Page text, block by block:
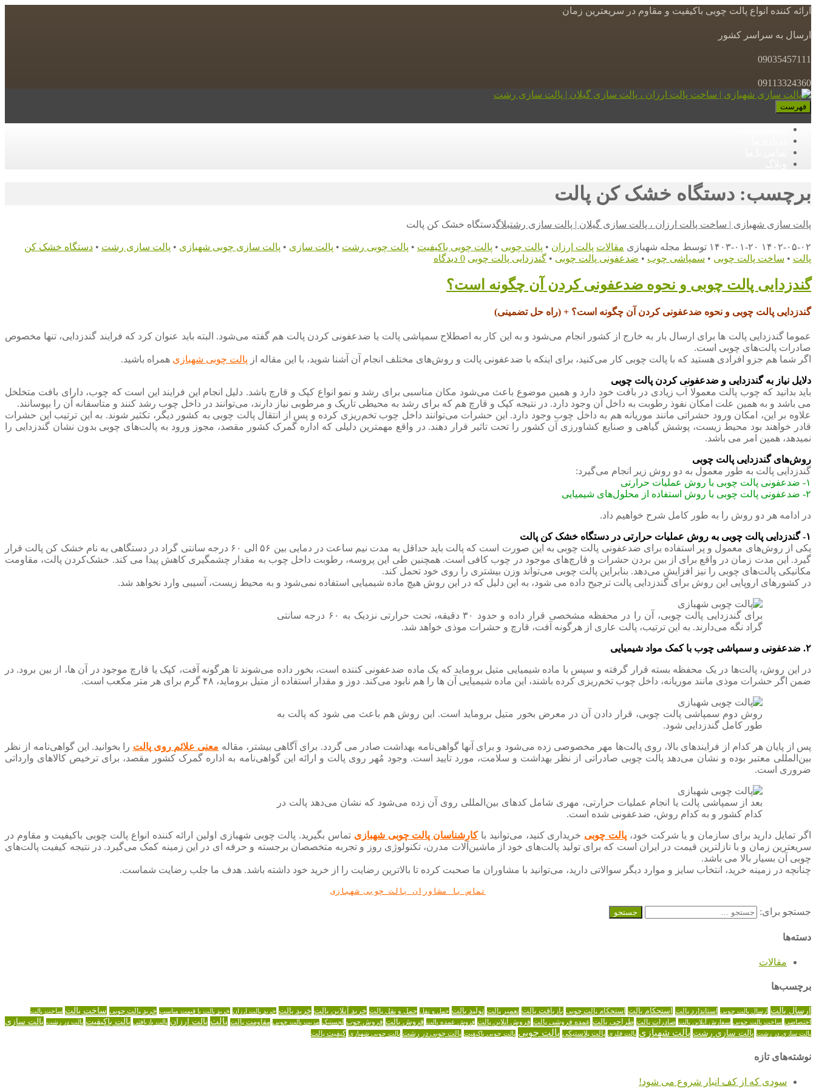
ارائه کننده انواع پالت چوبی باکیفیت و مقاوم در سریعترین زمان
ارسال به سراسر کشور
09035457111
09113324360
فهرست
برچسب: دستگاه خشک کن پالت
پالت سازی شهبازی | ساخت پالت ارزان ، پالت سازی گیلان | پالت سازی رشتبلاگدستگاه خشک کن پالت
۱۴۰۲-۰۵-۰۲ ۱۴۰۳-۰۱-۲۰ توسط مجله شهبازی مقالات پالت ارزان • پالت چوبی • پالت چوبی باکیفیت • پالت چوبی رشت • پالت سازی • پالت سازی چوبی شهبازی • پالت سازی رشت • دستگاه خشک کن
پالت • ساخت پالت چوبی • سمپاشی چوب • ضدعفونی پالت چوبی • گندزدایی پالت چوبی 0 دیدگاه
گندزدایی پالت چوبی و نحوه ضدعفونی کردن آن چگونه است؟
گندزدایی پالت چوبی و نحوه ضدعفونی کردن آن چگونه است؟ + (راه حل تضمینی)
عموما گندزدایی پالت ها برای ارسال بار به خارج از کشور انجام می‌شود و به این کار به اصطلاح سمپاشی پالت یا ضدعفونی کردن پالت هم گفته می‌شود. البته باید عنوان کرد که فرایند گندزدایی، تنها مخصوص
صادرات پالت‌های چوبی است.
اگر شما هم جزو افرادی هستید که با پالت چوبی کار می‌کنید، برای اینکه با ضدعفونی پالت و روش‌های مختلف انجام آن آشنا شوید، با این مقاله از پالت چوبی شهبازی همراه باشید.
دلایل نیاز به گندزدایی و ضدعفونی کردن پالت چوبی
باید بدانید که چوب پالت معمولا آب زیادی در بافت خود دارد و همین موضوع باعث می‌شود مکان مناسبی برای رشد و نمو انواع کپک و قارچ باشد. دلیل انجام این فرایند این است که چوب، دارای بافت متخلخل
می باشد و به همین علت امکان نفوذ رطوبت به داخل آن وجود دارد. در نتیجه کپک و قارچ هم که برای رشد به محیطی تاریک و مرطوبی نیاز دارند، می‌توانند در داخل چوب رشد کنند و متاسفانه آن را بپوسانند.
علاوه بر این، امکان ورود حشراتی مانند موریانه هم به داخل چوب وجود دارد. این حشرات می‌توانند داخل چوب تخم‌ریزی کرده و پس از انتقال پالت چوبی به کشور دیگر، تکثیر شوند. به این ترتیب این حشرات
قادر خواهند بود محیط زیست، پوشش گیاهی و صنایع کشاورزی آن کشور را تحت تاثیر قرار دهند. در واقع مهمترین دلیلی که اداره گمرک کشور مقصد، مجوز ورود به پالت‌های چوبی بدون نشان گندزدایی را
نمیدهد، همین امر می باشد.
روش‌های گندزدایی پالت چوبی
گندزدایی پالت به طور معمول به دو روش زیر انجام می‌گیرد:
۱- ضدعفونی پالت چوبی با روش عملیات حرارتی
۲- ضدعفونی پالت چوبی با روش استفاده از محلول‌های شیمیایی
در ادامه هر دو روش را به طور کامل شرح خواهیم داد.
۱- گندزدایی پالت چوبی به روش عملیات حرارتی در دستگاه خشک کن پالت
یکی از روش‌های معمول و پر استفاده برای ضدعفونی پالت چوبی به این صورت است که پالت باید حداقل به مدت نیم ساعت در دمایی بین ۵۶ الی ۶۰ درجه سانتی گراد در دستگاهی به نام خشک کن پالت قرار
گیرد. این مدت زمان در واقع برای از بین بردن حشرات و قارچ‌های موجود در چوب کافی است. همچنین طی این پروسه، رطوبت داخل چوب به مقدار چشمگیری کاهش پیدا می کند. خشک‌کردن پالت، مقاومت
مکانیکی پالت‌های چوبی را نیز افزایش می‌دهد. بنابراین پالت چوبی می‌تواند وزن بیشتری را روی خود تحمل کند.
در کشورهای اروپایی این روش برای گندزدایی پالت ترجیح داده می شود، به این دلیل که در این روش هیچ ماده شیمیایی استفاده نمی‌شود و به محیط زیست، آسیبی وارد نخواهد شد.
برای گندزدایی پالت چوبی، آن را در محفظه مشخصی قرار داده و حدود ۳۰ دقیقه، تحت حرارتی نزدیک به ۶۰ درجه سانتی
گراد نگه می‌دارند. به این ترتیب، پالت عاری از هرگونه آفت، قارچ و حشرات موذی خواهد شد.
۲. ضدعفونی و سمپاشی چوب با کمک مواد شیمیایی
در این روش، پالت‌ها در یک محفظه بسته قرار گرفته و سپس با ماده شیمیایی متیل بروماید که یک ماده ضدعفونی کننده است، بخور داده می‌شوند تا هرگونه آفت، کپک یا قارچ موجود در آن ها، از بین برود. در
ضمن اگر حشرات موذی مانند موریانه، داخل چوب تخم‌ریزی کرده باشند، این ماده شیمیایی آن ها را هم نابود می‌کند. دوز و مقدار استفاده از متیل بروماید، ۴۸ گرم برای هر متر مکعب است.
روش دوم سمپاشی پالت چوبی، قرار دادن آن در معرض بخور متیل بروماید است. این روش هم باعث می شود که پالت به
طور کامل گندزدایی شود.
پس از پایان هر کدام از فرایندهای بالا، روی پالت‌ها مهر مخصوصی زده می‌شود و برای آنها گواهی‌نامه بهداشت صادر می گردد. برای آگاهی بیشتر، مقاله معنی علائم روی پالت را بخوانید. این گواهی‌نامه از نظر
بین‌المللی معتبر بوده و نشان می‌دهد پالت چوبی صادراتی از نظر بهداشت و سلامت، مورد تایید است. وجود مُهر روی پالت و ارائه این گواهی‌نامه به اداره گمرک کشور مقصد، برای ترخیص کالاهای وارداتی
ضروری است.
بعد از سمپاشی پالت یا انجام عملیات حرارتی، مهری شامل کدهای بین‌المللی روی آن زده می‌شود که نشان می‌دهد پالت در
کدام کشور و به کدام روش، ضدعفونی شده است.
اگر تمایل دارید برای سازمان و یا شرکت خود،پالت چوبی خریداری کنید، می‌توانید با کارشناسان پالت چوبی شهبازی تماس بگیرید. پالت چوبی شهبازی اولین ارائه کننده انواع پالت چوبی باکیفیت و مقاوم در
سریعترین زمان و با نازلترین قیمت در ایران است که برای تولید پالت‌های خود از ماشین‌آلات مدرن، تکنولوژی روز و تجربه متخصصان برجسته و حرفه ای در این زمینه کمک می‌گیرد. در نتیجه کیفیت پالت‌های
چوبی آن بسیار بالا می باشد.
چنانچه در زمینه خرید، انتخاب سایز و موارد دیگر سوالاتی دارید، می‌توانید با مشاوران ما صحبت کرده تا بالاترین رضایت را از خرید خود داشته باشد. هدف ما جلب رضایت شماست.
تماس با مشاوران پالت چوبی شهبازی
جستجو برای:
دسته‌ها
مقالات
برچسب‌ها
ارسال پالت ارسال پالت چوبی استاندارد پالت استحکام پالت استحکام پالت چوبی بازیافت پالت تعمیر پالت تولید پالت حمل و نقل حمل و نقل پالت خرید آنلاین پالت خرید پالت خرید پالت ارزان خرید پالت با قیمت مناسب خرید پالت چوبی ساخت پالت ساخت پالت
اختصاصی ساخت پالت چوبی سفارش آنلاین پالت صادرات پالت طراحی پالت عمده فروشی پالت فروش آنلاین پالت فروش عمده پالت فروش پالت فروش چوب لجستیک مزیت پالت چوبی مقاومت پالت پالت پالت ارزان پالت بازیافتی پالت باکیفیت پالت در رشت پالت سازی
پالت سازی در رشت پالت سازی رشت پالت شهبازی پالت فلزی پالت پلاستیکی پالت چوبی پالت چوبی باکیفیت پالت چوبی در رشت پالت چوبی شهبازی کیفیت پالت
نوشته‌های تازه
سودی که از کف انبار شروع می شود!